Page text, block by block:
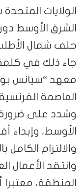
الولايات
الشرق الأوسط
حلف شمال
جاء ذلك في كلمة
معهد “سيانس
العاصمة
وشدد على
الأوسط،
والالتزام الكامل
وانتقد الأعمال
المنطقة،